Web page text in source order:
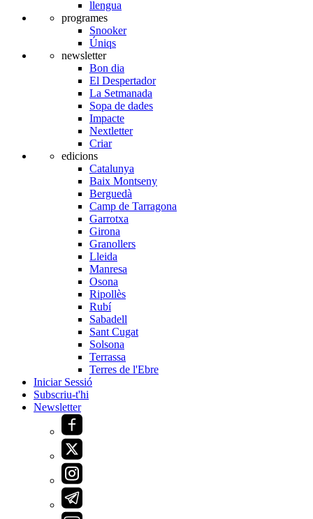
llengua
programes
Snooker
Úniqs
newsletter
Bon dia
El Despertador
La Setmanada
Sopa de dades
Impacte
Nextletter
Criar
edicions
Catalunya
Baix Montseny
Berguedà
Camp de Tarragona
Garrotxa
Girona
Granollers
Lleida
Manresa
Osona
Ripollès
Rubí
Sabadell
Sant Cugat
Solsona
Terrassa
Terres de l'Ebre
Iniciar Sessió
Subscriu-t'hi
Newsletter